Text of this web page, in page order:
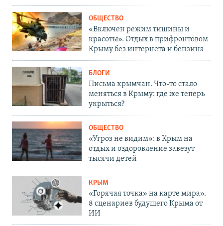
ОБЩЕСТВО
«Включен режим тишины и
красоты». Отдых в прифронтовом
Крыму без интернета и бензина
БЛОГИ
Письма крымчан. Что-то стало
меняться в Крыму: где же теперь
укрыться?
ОБЩЕСТВО
«Угроз не видим»: в Крым на
отдых и оздоровление завезут
тысячи детей
КРЫМ
«Горячая точка» на карте мира».
8 сценариев будущего Крыма от
ИИ